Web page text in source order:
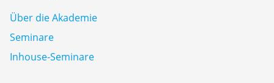
Über die Akademie
Seminare
Inhouse-Seminare